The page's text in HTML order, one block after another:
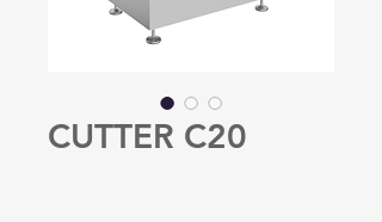
CUTTER C20